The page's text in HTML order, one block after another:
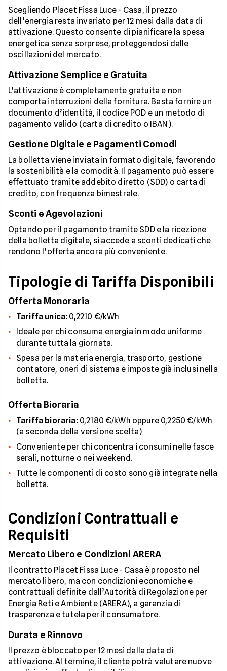
Scegliendo Placet Fissa Luce - Casa, il prezzo
dell’energia resta invariato per 12 mesi dalla data di
attivazione. Questo consente di pianificare la spesa
energetica senza sorprese, proteggendosi dalle
oscillazioni del mercato.
Attivazione Semplice e Gratuita
L’attivazione è completamente gratuita e non
comporta interruzioni della fornitura. Basta fornire un
documento d’identità, il codice POD e un metodo di
pagamento valido (carta di credito o IBAN).
Gestione Digitale e Pagamenti Comodi
La bolletta viene inviata in formato digitale, favorendo
la sostenibilità e la comodità. Il pagamento può essere
effettuato tramite addebito diretto (SDD) o carta di
credito, con frequenza bimestrale.
Sconti e Agevolazioni
Optando per il pagamento tramite SDD e la ricezione
della bolletta digitale, si accede a sconti dedicati che
rendono l’offerta ancora più conveniente.
Tipologie di Tariffa Disponibili
Offerta Monoraria
Tariffa unica: 0,2210 €/kWh
Ideale per chi consuma energia in modo uniforme
durante tutta la giornata.
Spesa per la materia energia, trasporto, gestione
contatore, oneri di sistema e imposte già inclusi nella
bolletta.
Offerta Bioraria
Tariffa bioraria:0,2180 €/kWh oppure 0,2250 €/kWh
(a seconda della versione scelta)
Conveniente per chi concentra i consumi nelle fasce
serali, notturne o nei weekend.
Tutte le componenti di costo sono già integrate nella
bolletta.
Condizioni Contrattuali e
Requisiti
Mercato Libero e Condizioni ARERA
Il contratto Placet Fissa Luce - Casa è proposto nel
mercato libero, ma con condizioni economiche e
contrattuali definite dall’Autorità di Regolazione per
Energia Reti e Ambiente (ARERA), a garanzia di
trasparenza e tutela per il consumatore.
Durata e Rinnovo
Il prezzo è bloccato per 12 mesi dalla data di
attivazione. Al termine, il cliente potrà valutare nuove